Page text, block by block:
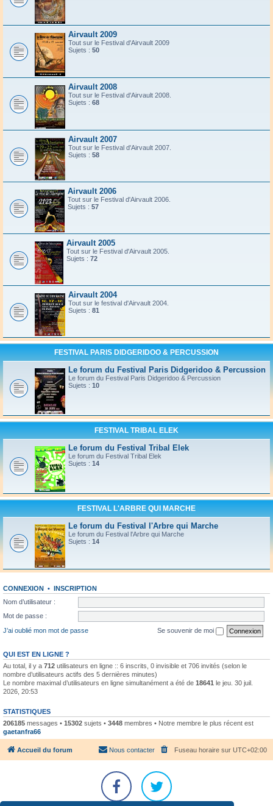
Airvault 2009
Tout sur le Festival d'Airvault 2009
Sujets : 50
Airvault 2008
Tout sur le Festival d'Airvault 2008.
Sujets : 68
Airvault 2007
Tout sur le Festival d'Airvault 2007.
Sujets : 58
Airvault 2006
Tout sur le Festival d'Airvault 2006.
Sujets : 57
Airvault 2005
Tout sur le Festival d'Airvault 2005.
Sujets : 72
Airvault 2004
Tout sur le festival d'Airvault 2004.
Sujets : 81
FESTIVAL PARIS DIDGERIDOO & PERCUSSION
Le forum du Festival Paris Didgeridoo & Percussion
Le forum du Festival Paris Didgeridoo & Percussion
Sujets : 10
FESTIVAL TRIBAL ELEK
Le forum du Festival Tribal Elek
Le forum du Festival Tribal Elek
Sujets : 14
FESTIVAL L'ARBRE QUI MARCHE
Le forum du Festival l'Arbre qui Marche
Le forum du Festival l'Arbre qui Marche
Sujets : 14
CONNEXION • INSCRIPTION
Nom d’utilisateur :
Mot de passe :
J’ai oublié mon mot de passe
Se souvenir de moi
QUI EST EN LIGNE ?
Au total, il y a 712 utilisateurs en ligne :: 6 inscrits, 0 invisible et 706 invités (selon le
nombre d’utilisateurs actifs des 5 dernières minutes)
Le nombre maximal d’utilisateurs en ligne simultanément a été de 18641 le jeu. 30 juil.
2026, 20:53
STATISTIQUES
206185 messages • 15302 sujets • 3448 membres • Notre membre le plus récent est
gaetanfra66
Accueil du forum Fuseau horaire sur UTC+02:00
Nous contacter